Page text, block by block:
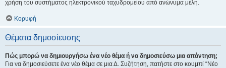
χρήση του συστήματος ηλεκτρονικού ταχυδρομείου από ανώνυμα μέλη.
Κορυφή
Θέματα δημοσίευσης
Πώς μπορώ να δημιουργήσω ένα νέο θέμα ή να δημοσιεύσω μια απάντηση;
Για να δημοσιεύσετε ένα νέο θέμα σε μια Δ. Συζήτηση, πατήστε στο κουμπί “Νέο